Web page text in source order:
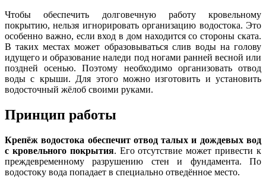
Чтобы обеспечить долговечную работу кровельному
покрытию, нельзя игнорировать организацию водостока. Это
особенно важно, если вход в дом находится со стороны ската.
В таких местах может образовываться слив воды на голову
идущего и образование наледи под ногами ранней весной или
поздней осенью. Поэтому необходимо организовать отвод
воды с крыши. Для этого можно изготовить и установить
водосточный жёлоб своими руками.
Принцип работы
Крепёж водостока обеспечит отвод талых и дождевых вод
с кровельного покрытия. Его отсутствие может привести к
преждевременному разрушению стен и фундамента. По
водостоку вода попадает в специально отведённое место.